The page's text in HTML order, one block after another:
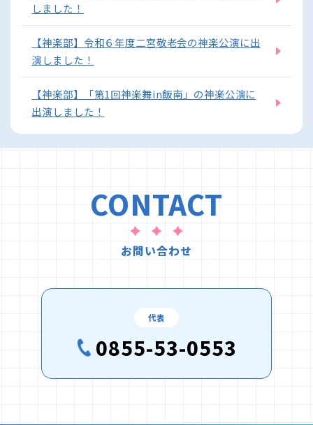
しました！
【神楽部】令和６年度二宮敬老会の神楽公演に出
演しました！
【神楽部】「第1回神楽舞in飯南」の神楽公演に
出演しました！
CONTACT
お問い合わせ
代表
0855-53-0553